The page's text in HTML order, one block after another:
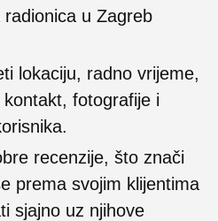
u Zagreb
lokaciju, radno vrijeme,
fotografije i
recenzije, što znači
prema svojim klijentima
sjajno uz njihove